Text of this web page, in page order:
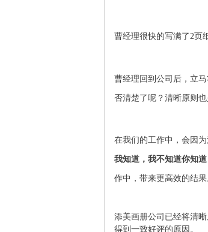
曹经理很快的写满了2页
曹经理回到公司后，立
否清楚了呢？清晰原则
在我们的工作中，会因
我知道，我不知道你知
作中，带来更高效的结果
添美画册公司已经将清
得到一致好评的原因。